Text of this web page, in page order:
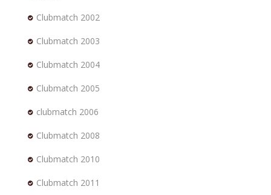
Clubmatch 2002
Clubmatch 2003
Clubmatch 2004
Clubmatch 2005
clubmatch 2006
Clubmatch 2008
Clubmatch 2010
Clubmatch 2011